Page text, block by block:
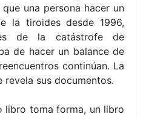
una persona hacer un
la tiroides desde 1996,
de la catástrofe de
de hacer un balance de
continúan. La
revela sus documentos.
libro toma forma, un libro